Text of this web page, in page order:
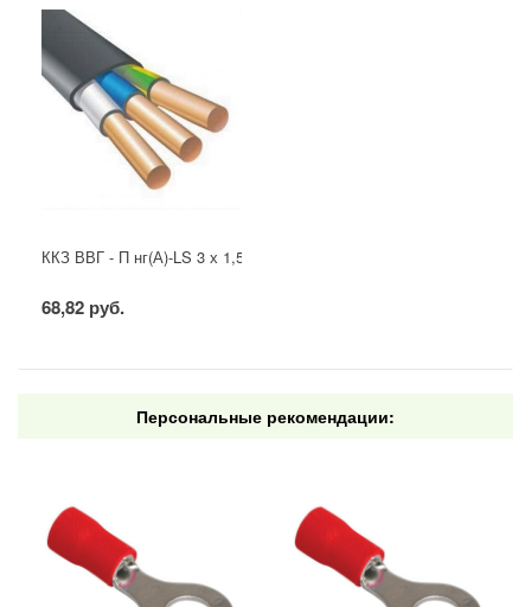
ККЗ ВВГ - П нг(А)-LS 3 х 1,5 ГОСТ
68,82 руб.
Персональные рекомендации: